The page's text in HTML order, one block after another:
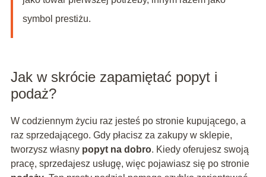
symbol prestiżu.
Jak w skrócie zapamiętać popyt i
podaż?
W codziennym życiu raz jesteś po stronie kupującego, a
raz sprzedającego. Gdy płacisz za zakupy w sklepie,
tworzysz własny popyt na dobro. Kiedy oferujesz swoją
pracę, sprzedajesz usługę, więc pojawiasz się po stronie